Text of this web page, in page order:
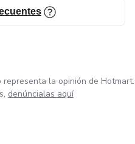
la opinión de Hotmart.
denúncialas aquí